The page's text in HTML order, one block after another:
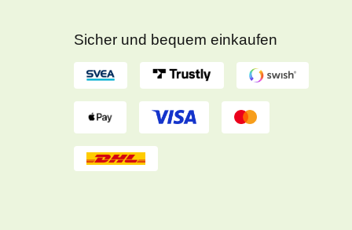
Sicher und bequem einkaufen